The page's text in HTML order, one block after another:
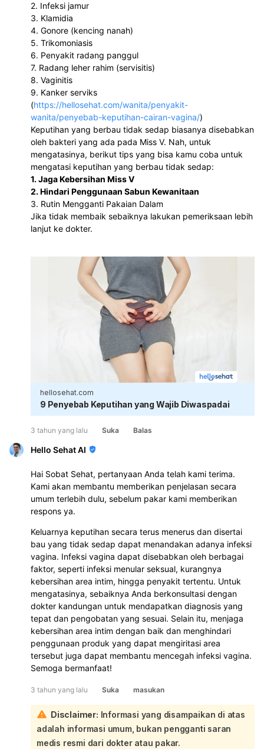
2. Infeksi jamur
3. Klamidia
4. Gonore (kencing nanah)
5. Trikomoniasis
6. Penyakit radang panggul
7. Radang leher rahim (servisitis)
8. Vaginitis
9. Kanker serviks
(https://hellosehat.com/wanita/penyakit-
wanita/penyebab-keputihan-cairan-vagina/)
Keputihan yang berbau tidak sedap biasanya disebabkan
oleh bakteri yang ada pada Miss V. Nah, untuk
mengatasinya, berikut tips yang bisa kamu coba untuk
mengatasi keputihan yang berbau tidak sedap:
1. Jaga Kebersihan Miss V
2. Hindari Penggunaan Sabun Kewanitaan
3. Rutin Mengganti Pakaian Dalam
Jika tidak membaik sebaiknya lakukan pemeriksaan lebih
lanjut ke dokter.
hellosehat.com
9 Penyebab Keputihan yang Wajib Diwaspadai
3 tahun yang lalu Suka Balas
Hello Sehat AI
Hai Sobat Sehat, pertanyaan Anda telah kami terima.
Kami akan membantu memberikan penjelasan secara
umum terlebih dulu, sebelum pakar kami memberikan
respons ya.
Keluarnya keputihan secara terus menerus dan disertai
bau yang tidak sedap dapat menandakan adanya infeksi
vagina. Infeksi vagina dapat disebabkan oleh berbagai
faktor, seperti infeksi menular seksual, kurangnya
kebersihan area intim, hingga penyakit tertentu. Untuk
mengatasinya, sebaiknya Anda berkonsultasi dengan
dokter kandungan untuk mendapatkan diagnosis yang
tepat dan pengobatan yang sesuai. Selain itu, menjaga
kebersihan area intim dengan baik dan menghindari
penggunaan produk yang dapat mengiritasi area
tersebut juga dapat membantu mencegah infeksi vagina.
Semoga bermanfaat!
3 tahun yang lalu Suka masukan
Disclaimer: Informasi yang disampaikan di atas
adalah informasi umum, bukan pengganti saran
medis resmi dari dokter atau pakar.